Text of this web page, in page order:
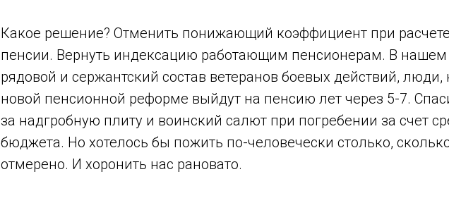
Какое решение? Отменить понижающий коэффициент при
пенсии. Вернуть индексацию работающим пенсионерам. В нашем
рядовой и сержантский состав ветеранов боевых действий, люди,
новой пенсионной реформе выйдут на пенсию лет через 5-7.
за надгробную плиту и воинский салют при погребении за счет
бюджета. Но хотелось бы пожить по-человечески столько,
отмерено. И хоронить нас рановато.